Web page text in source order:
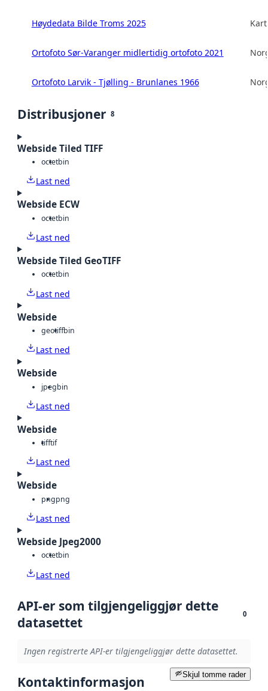
Høydedata Bilde Troms 2025
Ortofoto Sør-Varanger midlertidig ortofoto 2021
Ortofoto Larvik - Tjølling - Brunlanes 1966
Distribusjoner 8
Webside Tiled TIFF
octetbin
Last ned
Webside ECW
octetbin
Last ned
Webside Tiled GeoTIFF
octetbin
Last ned
Webside
geotiffbin
Last ned
Webside
jpegbin
Last ned
Webside
tifftif
Last ned
Webside
pngpng
Last ned
Webside Jpeg2000
octetbin
Last ned
API-er som tilgjengeliggjør dette
datasettet
0
Ingen registrerte API-er tilgjengeliggjør dette datasettet.
Skjul tomme rader
Kontaktinformasjon